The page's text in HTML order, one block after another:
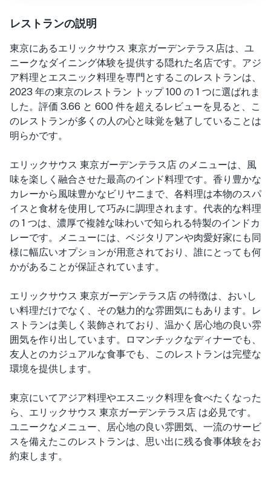
レストランの説明
東京にあるエリックサウス 東京ガーデンテラス店は、ユ
ニークなダイニング体験を提供する隠れた名店です。アジ
ア料理とエスニック料理を専門とするこのレストランは、
2023 年の東京のレストラン トップ 100 の 1 つに選ばれま
した。評価 3.66 と 600 件を超えるレビューを見ると、こ
のレストランが多くの人の心と味覚を魅了していることは
明らかです。
エリックサウス 東京ガーデンテラス店 のメニューは、風
味を楽しく融合させた最高のインド料理です。香り豊かな
カレーから風味豊かなビリヤニまで、各料理は本物のスパ
イスと食材を使用して巧みに調理されます。代表的な料理
の 1 つは、濃厚で複雑な味わいで知られる特製のインドカ
レーです。メニューには、ベジタリアンや肉愛好家にも同
様に幅広いオプションが用意されており、誰にとっても何
かがあることが保証されています。
エリックサウス 東京ガーデンテラス店 の特徴は、おいし
い料理だけでなく、その魅力的な雰囲気にもあります。レ
ストランは美しく装飾されており、温かく居心地の良い雰
囲気を作り出しています。ロマンチックなディナーでも、
友人とのカジュアルな食事でも、このレストランは完璧な
環境を提供します。
東京にいてアジア料理やエスニック料理を食べたくなった
ら、エリックサウス 東京ガーデンテラス店 は必見です。
ユニークなメニュー、居心地の良い雰囲気、一流のサービ
スを備えたこのレストランは、思い出に残る食事体験をお
約束します。